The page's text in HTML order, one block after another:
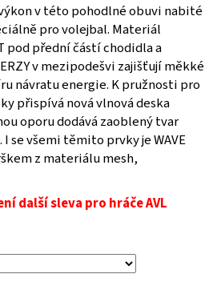
v této pohodlné obuvi nabité
pro volejbal. Materiál
pod přední částí chodidla a
v mezipodešvi zajišťují měkké
návratu energie. K pružnosti pro
přispívá nová vlnová deska
oporu dodává zaoblený tvar
se všemi těmito prvky je WAVE
z materiálu mesh,
další sleva pro hráče AVL